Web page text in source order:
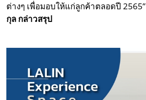
ต่างๆ เพื่อมอบให้แก่ลูกค้าตลอดปี 2565”
กุล กล่าวสรุป